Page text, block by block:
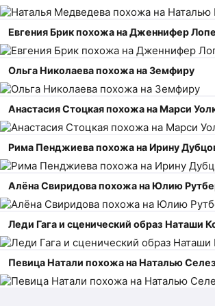
Евгения Брик похожа на Дженнифер
Ольга Николаева похожа на Земфиру
Анастасия Стоцкая похожа на Марси
Рима Пенджиева похожа на Ирину
Алёна Свиридова похожа на Юлию
Леди Гага и сценический образ Наташи
Певица Натали похожа на Наталью